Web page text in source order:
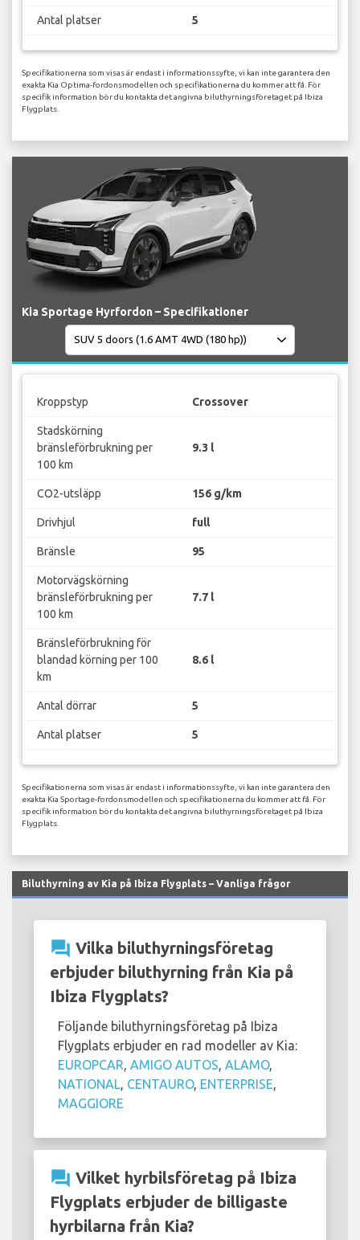
Antal platser 5
Specifikationerna som visas är endast i informationssyfte, vi kan inte garantera den
exakta Kia Optima-fordonsmodellen och specifikationerna du kommer att få. För
specifik information bör du kontakta det angivna biluthyrningsföretaget på Ibiza
Flygplats.
Kia Sportage Hyrfordon – Specifikationer
Kroppstyp Crossover
Stadskörning
bränsleförbrukning per
100 km
9.3 l
CO2-utsläpp 156 g/km
Drivhjul full
Bränsle 95
Motorvägskörning
bränsleförbrukning per
100 km
7.7 l
Bränsleförbrukning för
blandad körning per 100
km
8.6 l
Antal dörrar 5
Antal platser 5
Specifikationerna som visas är endast i informationssyfte, vi kan inte garantera den
exakta Kia Sportage-fordonsmodellen och specifikationerna du kommer att få. För
specifik information bör du kontakta det angivna biluthyrningsföretaget på Ibiza
Flygplats.
Biluthyrning av Kia på Ibiza Flygplats – Vanliga frågor
question_answer Vilka biluthyrningsföretag
erbjuder biluthyrning från Kia på
Ibiza Flygplats?
Följande biluthyrningsföretag på Ibiza
Flygplats erbjuder en rad modeller av Kia:
EUROPCAR AMIGO AUTOS ALAMO,
NATIONAL
CENTAURO, ENTERPRISE
MAGGIORE
question_answer Vilket hyrbilsföretag på Ibiza
Flygplats erbjuder de billigaste
hyrbilarna från Kia?